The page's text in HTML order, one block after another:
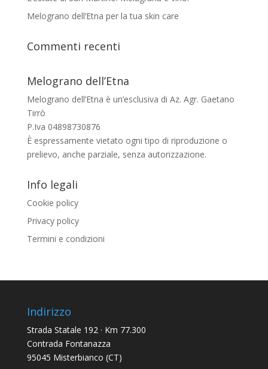
Melograno dell’Etna per la tua skin care
Commenti recenti
Melograno dell’Etna
Melograno dell’Etna è un’esclusiva di Az. Agr. Gaetano
Tirrò
P.Iva 04898730876
È espressamente vietato ogni tipo di riproduzione o
prelievo, anche parziale, senza autorizzazione.
Info legali
Cookie policy
Privacy policy
Termini e condizioni
Indirizzo
Strada Statale 192 · Km 77.300
Contrada Fontanazza
95045 Misterbianco (CT)